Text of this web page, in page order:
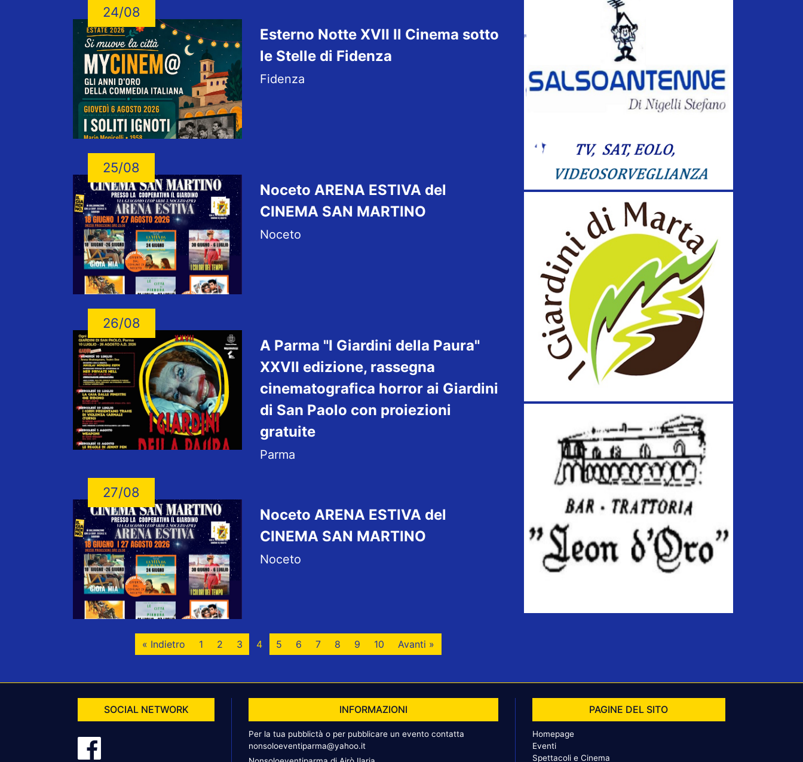
24/08
Esterno Notte XVII Il Cinema sotto
le Stelle di Fidenza
Fidenza
25/08
Noceto ARENA ESTIVA del
CINEMA SAN MARTINO
Noceto
26/08
A Parma "I Giardini della Paura"
XXVII edizione, rassegna
cinematografica horror ai Giardini
di San Paolo con proiezioni
gratuite
Parma
27/08
Noceto ARENA ESTIVA del
CINEMA SAN MARTINO
Noceto
« Indietro 1 2 3 4 5 6 7 8 9 10 Avanti »
SOCIAL NETWORK INFORMAZIONI
Per la tua pubblictà o per pubblicare un evento contatta
nonsoloeventiparma@yahoo.it
PAGINE DEL SITO
Homepage
Eventi
Spettacoli e Cinema